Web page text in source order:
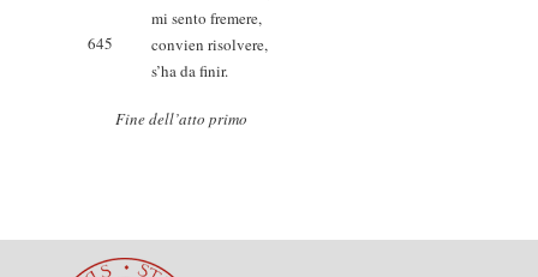
mi sento fremere,
645
convien risolvere,
s’ha da finir.
Fine dell’atto primo